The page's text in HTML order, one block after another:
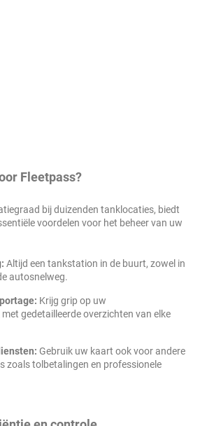
Fleetpass?
bij duizenden tanklocaties, biedt
voordelen voor het beheer van uw
Altijd een tankstation in de buurt, zowel in
autosnelweg.
Krijg grip op uw
gedetailleerde overzichten van elke
Gebruik uw kaart ook voor andere
zoals tolbetalingen en professionele